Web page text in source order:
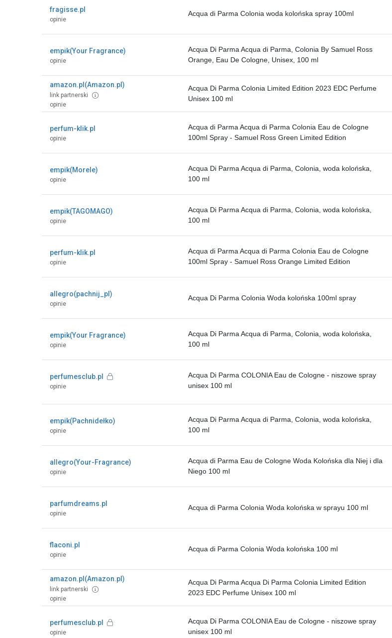
fragisse.pl
opinie
Acqua di Parma Colonia woda kolońska spray 100ml
empik(Your Fragrance)
opinie
Acqua Di Parma Acqua di Parma, Colonia By Samuel Ross
Orange, Eau De Cologne, Unisex, 100 ml
amazon.pl(Amazon.pl)
link partnerski
opinie
Acqua Di Parma Colonia Limited Edition 2023 EDC Perfume
Unisex 100 ml
perfum-klik.pl
opinie
Acqua di Parma Acqua di Parma Colonia Eau de Cologne
100ml Spray - Samuel Ross Green Limited Edition
empik(Morele)
opinie
Acqua Di Parma Acqua di Parma, Colonia, woda kolońska,
100 ml
empik(TAGOMAGO)
opinie
Acqua Di Parma Acqua di Parma, Colonia, woda kolońska,
100 ml
perfum-klik.pl
opinie
Acqua di Parma Acqua di Parma Colonia Eau de Cologne
100ml Spray - Samuel Ross Orange Limited Edition
allegro(pachnij_pl)
opinie
Acqua Di Parma Colonia Woda kolońska 100ml spray
empik(Your Fragrance)
opinie
Acqua Di Parma Acqua di Parma, Colonia, woda kolońska,
100 ml
perfumesclub.pl
opinie
Acqua Di Parma COLONIA Eau de Cologne - niszowe spray
unisex 100 ml
empik(Pachnidełko)
opinie
Acqua Di Parma Acqua di Parma, Colonia, woda kolońska,
100 ml
allegro(Your-Fragrance)
opinie
Acqua di Parma Eau de Cologne Woda Kolońska dla Niej i dla
Niego 100 ml
parfumdreams.pl
opinie
Acqua di Parma Colonia Woda kolońska w sprayu 100 ml
flaconi.pl
opinie
Acqua di Parma Colonia Woda kolońska 100 ml
amazon.pl(Amazon.pl)
link partnerski
opinie
‎Acqua Di Parma Acqua Di Parma Colonia Limited Edition
2023 EDC Perfume Unisex 100 ml
perfumesclub.pl
opinie
Acqua Di Parma COLONIA Eau de Cologne - niszowe spray
unisex 100 ml